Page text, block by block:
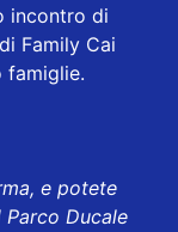
incontro di
Family Cai
famiglie.
e potete
Ducale